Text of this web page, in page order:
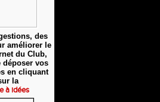
des
améliorer le
du Club,
déposer vos
en cliquant
la
à idées